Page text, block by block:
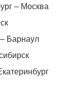
– Москва
Барнаул